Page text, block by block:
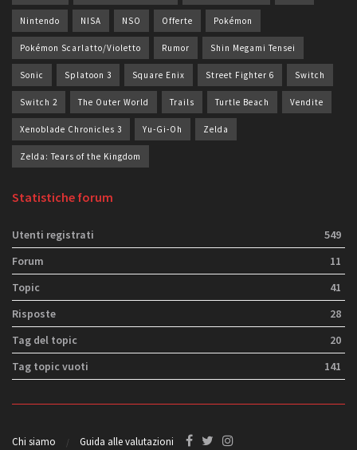
Nintendo NISA NSO Offerte Pokémon
Pokémon Scarlatto/Violetto Rumor Shin Megami Tensei
Sonic Splatoon 3 Square Enix Street Fighter 6 Switch
Switch 2 The Outer World Trails Turtle Beach Vendite
Xenoblade Chronicles 3 Yu-Gi-Oh Zelda
Zelda: Tears of the Kingdom
Statistiche forum
Utenti registrati
549
Forum
11
Topic
41
Risposte
28
Tag del topic
20
Tag topic vuoti
141
Chi siamo Guida alle valutazioni